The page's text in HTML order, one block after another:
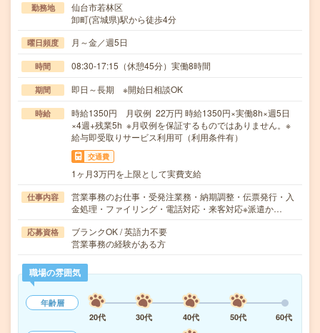
勤務地
仙台市若林区
卸町(宮城県)駅から徒歩4分
曜日頻度 月～金／週5日
時間 08:30-17:15（休憩45分）実働8時間
期間 即日～長期 ※開始日相談OK
時給
時給1350円 月収例 22万円 時給1350円×実働8h×週5日
×4週+残業5h ※月収例を保証するものではありません。※
給与即受取りサービス利用可（利用条件有）
交通費
1ヶ月3万円を上限として実費支給
仕事内容
営業事務のお仕事・受発注業務・納期調整・伝票発行・入
金処理・ファイリング・電話対応・来客対応※派遣か…
応募資格
ブランクOK / 英語力不要
営業事務の経験がある方
職場の雰囲気
年齢層
20代
30代 40代 50代 60代